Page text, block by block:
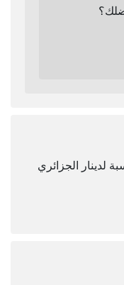
لدينار الجزائري